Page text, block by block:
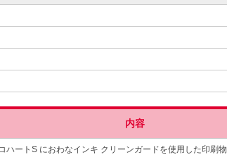
内容
ハートS におわなインキ クリーンガードを使用した印刷物